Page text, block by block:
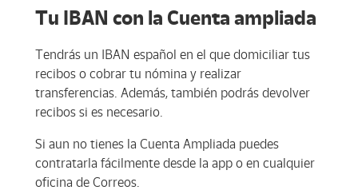
Tu IBAN con la Cuenta ampliada
Tendrás un IBAN español en el que domiciliar tus
recibos o cobrar tu nómina y realizar
transferencias. Además, también podrás devolver
recibos si es necesario.
Si aun no tienes la Cuenta Ampliada puedes
contratarla fácilmente desde la app o en cualquier
oficina de Correos.